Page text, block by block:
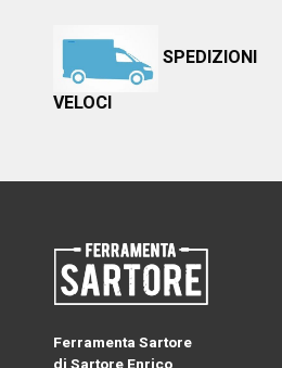
SPEDIZIONI
VELOCI
Ferramenta Sartore